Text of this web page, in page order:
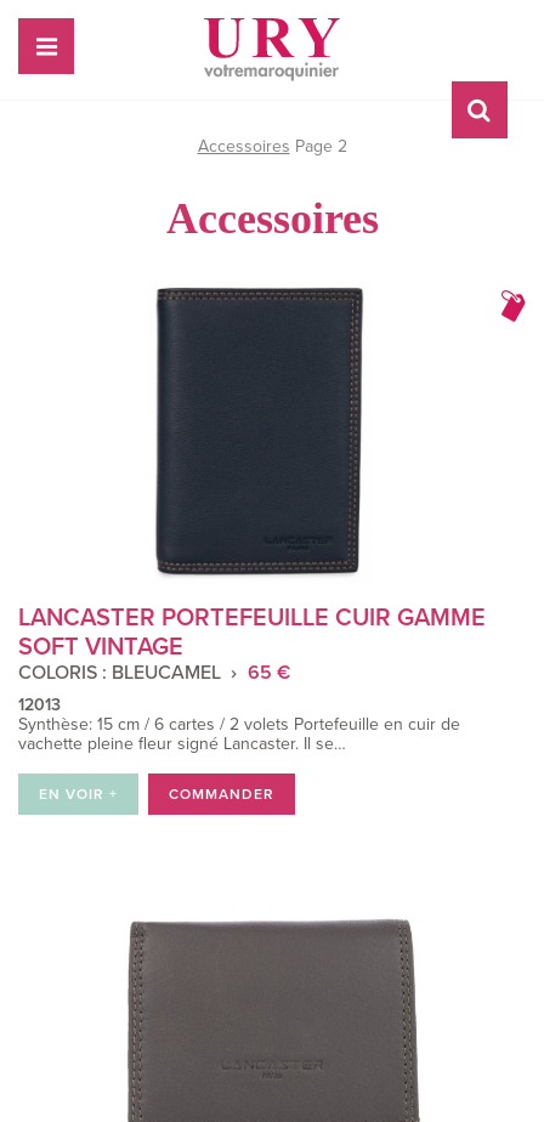
Accessoires Page 2
Accessoires
LANCASTER PORTEFEUILLE CUIR GAMME
SOFT VINTAGE
COLORIS : BLEUCAMEL 65 €
12013
Synthèse: 15 cm / 6 cartes / 2 volets Portefeuille en cuir de
vachette pleine fleur signé Lancaster. Il se…
EN VOIR + COMMANDER